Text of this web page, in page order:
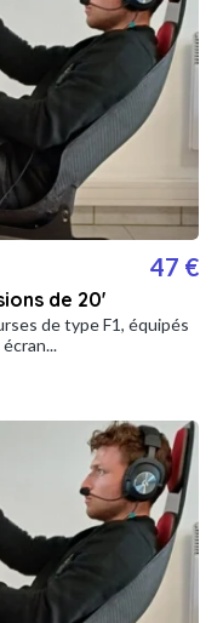
de 20'
47 €
de type F1, équipés